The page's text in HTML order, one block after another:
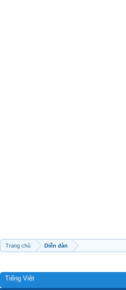
Trang chủ Diễn đàn
Tiếng Việt